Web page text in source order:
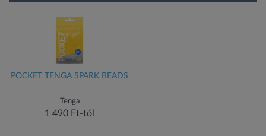
POCKET TENGA SPARK BEADS
Tenga
1 490 Ft-tól